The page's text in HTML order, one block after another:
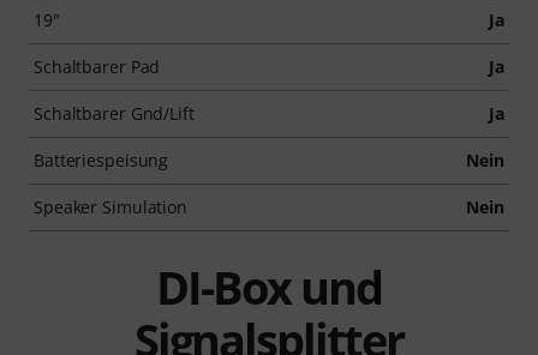
19" Ja
Schaltbarer Pad Ja
Schaltbarer Gnd/Lift Ja
Batteriespeisung Nein
Speaker Simulation Nein
DI-Box und
Signalsplitter